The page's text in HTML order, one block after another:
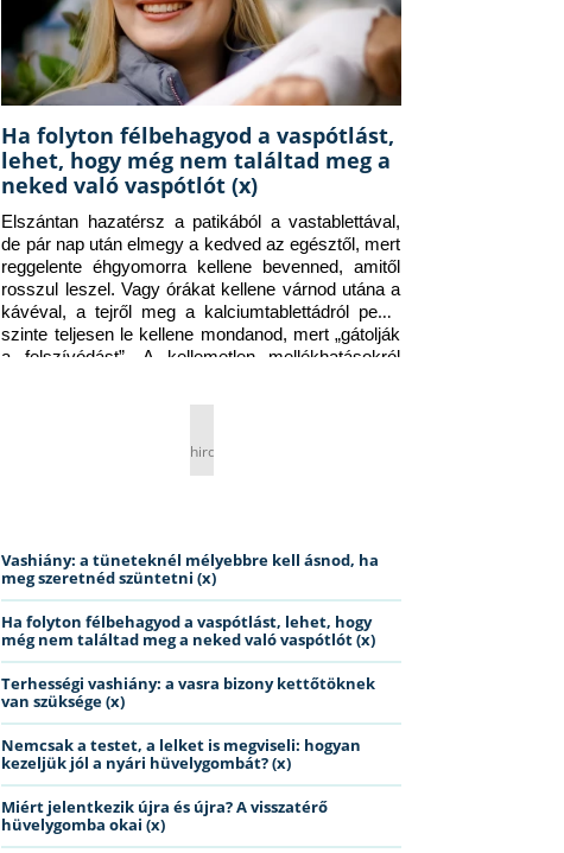
Ha folyton félbehagyod a vaspótlást,
lehet, hogy még nem találtad meg a
neked való vaspótlót (x)
Elszántan hazatérsz a patikából a vastablettával,
de pár nap után elmegy a kedved az egésztől, mert
reggelente éhgyomorra kellene bevenned, amitől
rosszul leszel. Vagy órákat kellene várnod utána a
kávéval, a tejről meg a kalciumtablettádról pedig
szinte teljesen le kellene mondanod, mert „gátolják
a felszívódást”. A kellemetlen mellékhatásokról
hirdetés
Vashiány: a tüneteknél mélyebbre kell ásnod, ha
meg szeretnéd szüntetni (x)
Ha folyton félbehagyod a vaspótlást, lehet, hogy
még nem találtad meg a neked való vaspótlót (x)
Terhességi vashiány: a vasra bizony kettőtöknek
van szüksége (x)
Nemcsak a testet, a lelket is megviseli: hogyan
kezeljük jól a nyári hüvelygombát? (x)
Miért jelentkezik újra és újra? A visszatérő
hüvelygomba okai (x)